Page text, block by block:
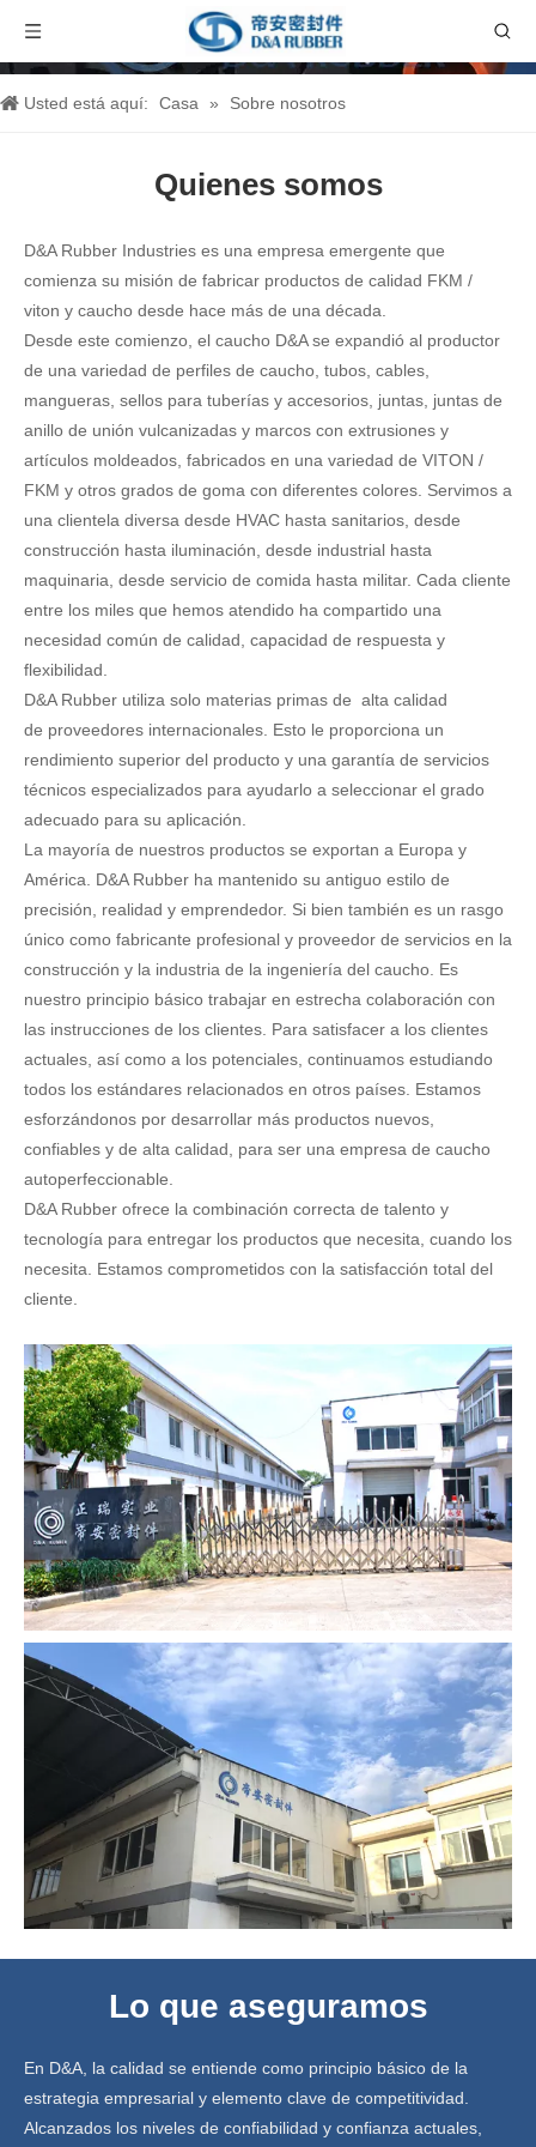
Usted está aquí: Casa » Sobre nosotros
Quienes somos
D&A Rubber Industries es una empresa emergente que
comienza su misión de fabricar productos de calidad FKM /
viton y caucho desde hace más de una década.
Desde este comienzo, el caucho D&A se expandió al productor
de una variedad de perfiles de caucho, tubos, cables,
mangueras, sellos para tuberías y accesorios, juntas, juntas de
anillo de unión vulcanizadas y marcos con extrusiones y
artículos moldeados, fabricados en una variedad de VITON /
FKM y otros grados de goma con diferentes colores. Servimos a
una clientela diversa desde HVAC hasta sanitarios, desde
construcción hasta iluminación, desde industrial hasta
maquinaria, desde servicio de comida hasta militar. Cada cliente
entre los miles que hemos atendido ha compartido una
necesidad común de calidad, capacidad de respuesta y
flexibilidad.
D&A Rubber utiliza solo materias primas de alta calidad
de proveedores internacionales. Esto le proporciona un
rendimiento superior del producto y una garantía de servicios
técnicos especializados para ayudarlo a seleccionar el grado
adecuado para su aplicación.
La mayoría de nuestros productos se exportan a Europa y
América. D&A Rubber ha mantenido su antiguo estilo de
precisión, realidad y emprendedor. Si bien también es un rasgo
único como fabricante profesional y proveedor de servicios en la
construcción y la industria de la ingeniería del caucho. Es
nuestro principio básico trabajar en estrecha colaboración con
las instrucciones de los clientes. Para satisfacer a los clientes
actuales, así como a los potenciales, continuamos estudiando
todos los estándares relacionados en otros países. Estamos
esforzándonos por desarrollar más productos nuevos,
confiables y de alta calidad, para ser una empresa de caucho
autoperfeccionable.
D&A Rubber ofrece la combinación correcta de talento y
tecnología para entregar los productos que necesita, cuando los
necesita. Estamos comprometidos con la satisfacción total del
cliente.
Lo que aseguramos
En D&A, la calidad se entiende como principio básico de la
estrategia empresarial y elemento clave de competitividad.
Alcanzados los niveles de confiabilidad y confianza actuales,